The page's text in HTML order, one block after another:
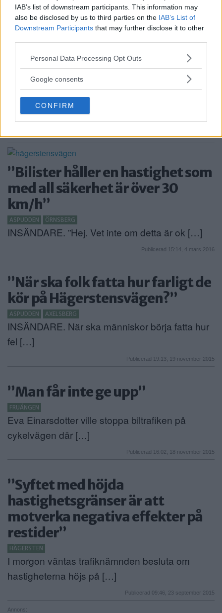
IAB’s list of downstream participants. This information may
also be disclosed by us to third parties on the IAB’s List of
Downstream Participants that may further disclose it to other
Please note that this website/app uses one or more Google
not limited to your visit or usage behaviour. You may click to
use your data for below specified purposes in below Google
consent section.
Personal Data Processing Opt Outs
Google consents
CONFIRM
”Bilister håller en hastighet som
med all säkerhet är över 30
km/h”
ASPUDDEN ÖRNSBERG
INSÄNDARE. ”Hej. Vet inte om detta är ok […]
Publicerad 15:14, 4 mars 2016
”När ska folk fatta hur farligt de
kör på Hägerstensvägen?”
ASPUDDEN AXELSBERG
INSÄNDARE. När ska människor börja fatta hur
fel […]
Publicerad 19:13, 19 november 2015
”Man får inte ge upp”
FRUÄNGEN
Eva Einarsdotter ville stoppa biltrafiken på
cykelvägen där […]
Publicerad 16:02, 18 november 2015
”Syftet med höjda
hastighetsgränser är att
motverka negativa effekter på
restider”
HÄGERSTEN
I morgon väntas trafiknämnden besluta om
hastigheterna höjs på […]
Publicerad 09:46, 23 september 2015
Annons: